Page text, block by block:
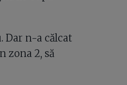
Dar n-a călcat
zona 2, să